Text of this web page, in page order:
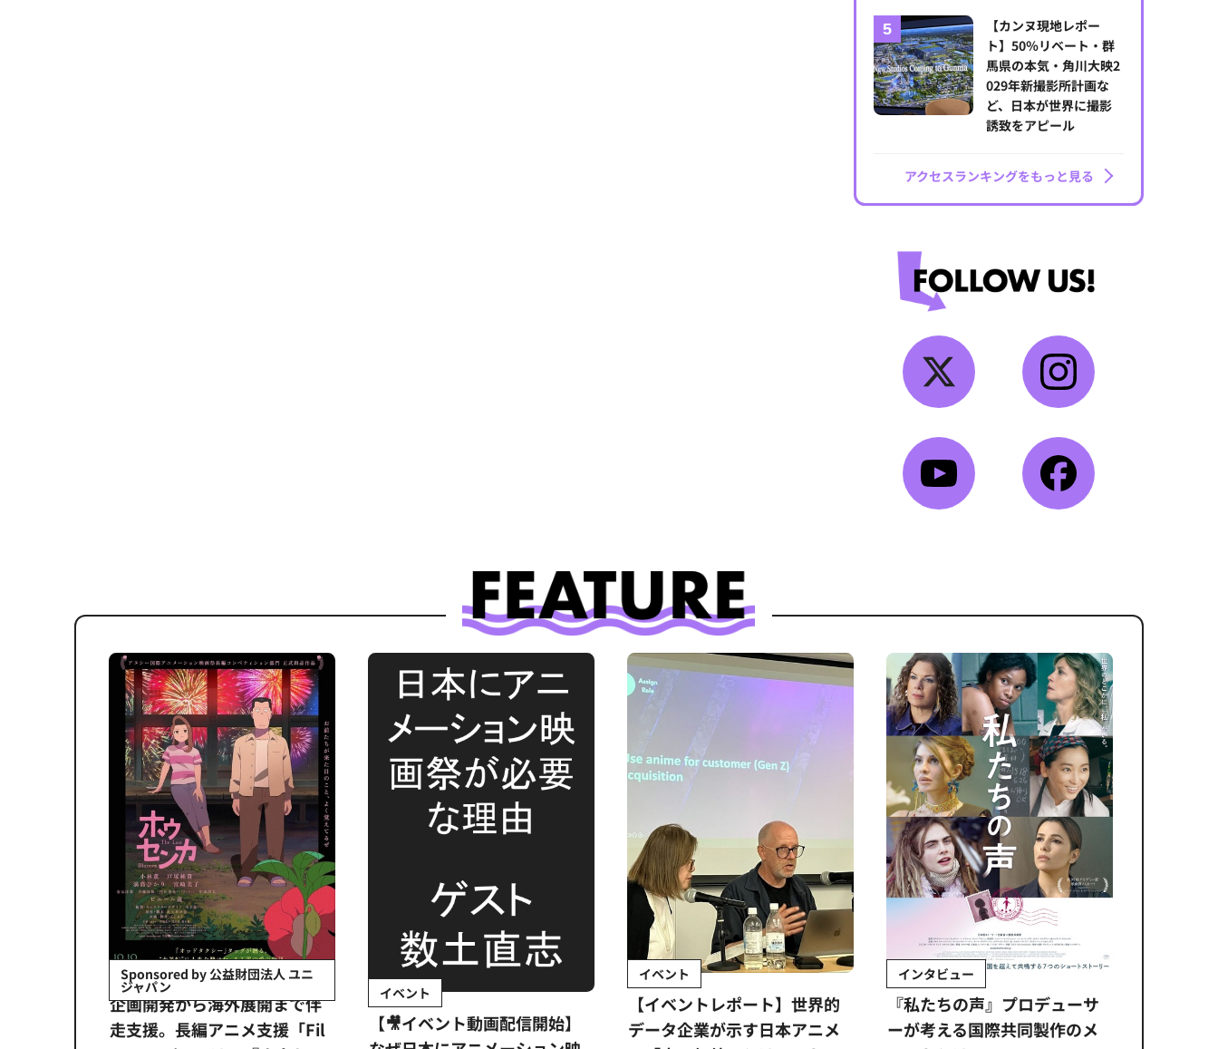
【カンヌ現地レポー
ト】50％リベート・群
馬県の本気・角川大映2
029年新撮影所計画な
ど、日本が世界に撮影
誘致をアピール
アクセスランキングをもっと見る
Sponsored by 公益財団法人 ユニ
ジャパン
企画開発から海外展開まで伴
走支援。長編アニメ支援「Fil
イベント
【🎥イベント動画配信開始】
イベント
【イベントレポート】世界的
データ企業が示す日本アニメ
インタビュー
『私たちの声』プロデューサ
ーが考える国際共同製作のメ